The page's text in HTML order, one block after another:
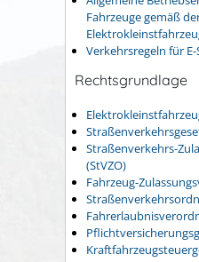
Fahrzeuge gemäß
Verkehrsregeln für
Rechtsgrundlage
Straßenverkehrs-
(StVZO)
Fahrzeug-